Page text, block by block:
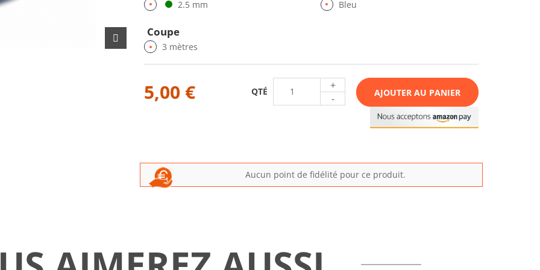
2.5 mm Bleu
Coupe
3 mètres
5,00 € QTÉ
+
-
AJOUTER AU PANIER
Aucun point de fidélité pour ce produit.